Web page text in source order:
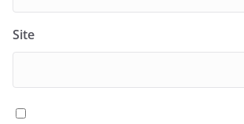
Site